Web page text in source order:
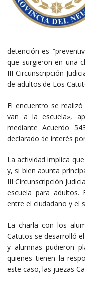
detención es
que surgieron en una
III Circunscripción
de adultos de Los
El encuentro se
van a la escuela»,
mediante Acuerdo
declarado de interés
La actividad implica
y, si bien apunta
III Circunscripción
escuela para adultos.
entre el ciudadano y el
La charla con los
Catutos se desarrolló
y alumnas pudieron
quienes tienen la
este caso, las juezas